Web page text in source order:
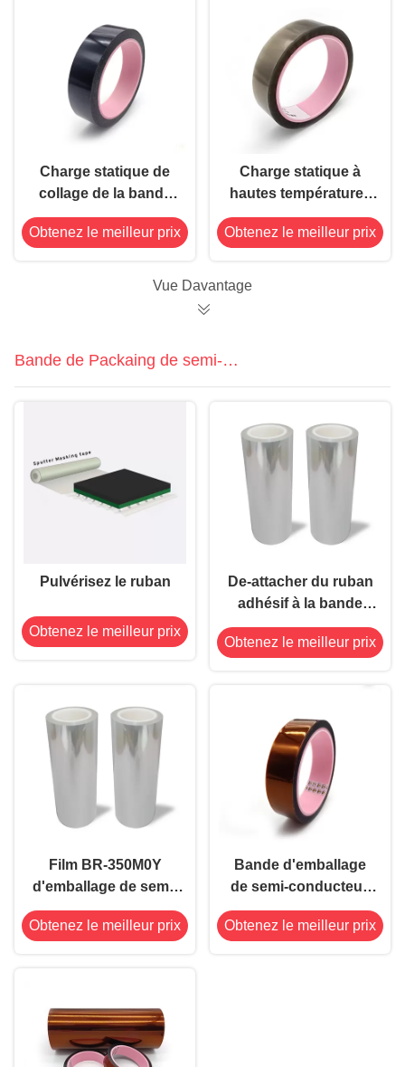
Charge statique de
collage de la bande
8.2mil de double côté
à hautes
Obtenez le meilleur prix
Charge statique à
hautes températures
de collage thermique
anti-vieillissement de
Obtenez le meilleur prix
Vue Davantage
Bande de Packaing de semi-
conducteur
Pulvérisez le ruban
Obtenez le meilleur prix
De-attacher du ruban
adhésif à la bande
F914WT
Obtenez le meilleur prix
Film BR-350M0Y
d'emballage de semi-
conducteur
Obtenez le meilleur prix
Bande d'emballage
de semi-conducteur,
bande d'emballage de
puce, film protecteur
Obtenez le meilleur prix